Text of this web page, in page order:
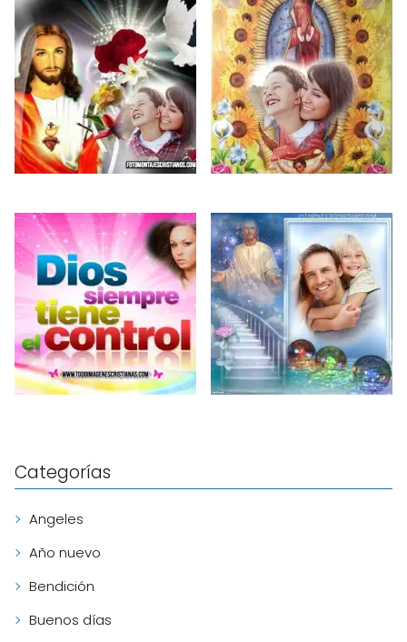
Categorías
Angeles
Año nuevo
Bendición
Buenos días